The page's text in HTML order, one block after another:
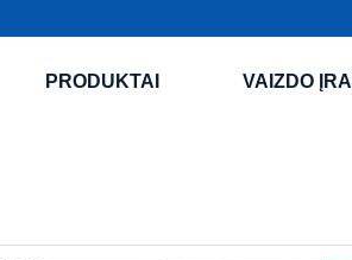
PRODUKTAI VAIZDO